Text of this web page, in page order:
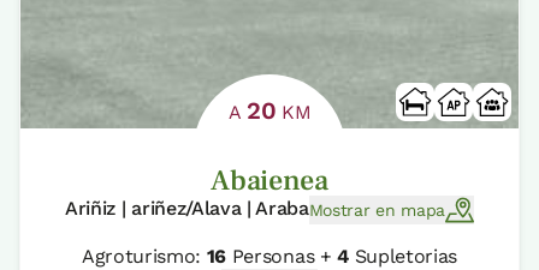
A 20 KM
Abaienea
Ariñiz | ariñez/Alava | ArabaMostrar en mapa
Agroturismo: 16 Personas +4Supletorias